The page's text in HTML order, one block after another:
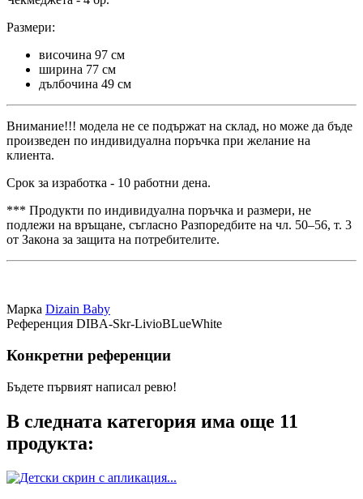
Размери:
височина 97 см
ширина 77 см
дълбочина 49 см
Внимание!!! модела не се подържат на склад, но може да бъдe
произведен по индивидуална поръчка при желание на
клиента.
Срок за изработка - 10 работни дена.
*** Продукти по индивидуална поръчка и размери, не
подлежи на връщане, съгласно Разпоредбите на чл. 50–56, т. 3
от Закона за защита на потребителите.
Марка Dizain Baby
Референция DIBA-Skr-LivioBLueWhite
Конкретни референции
Бъдете първият написал ревю!
В следната категория има още 11
продукта: